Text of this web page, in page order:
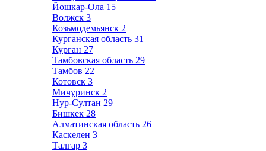
Йошкар-Ола 15
Волжск 3
Козьмодемьянск 2
Курганская область 31
Курган 27
Тамбовская область 29
Тамбов 22
Котовск 3
Мичуринск 2
Нур-Султан 29
Бишкек 28
Алматинская область 26
Каскелен 3
Талгар 3